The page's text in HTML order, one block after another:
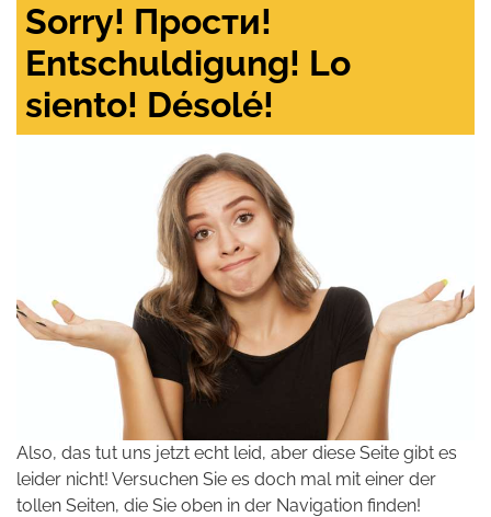
Sorry! Прости!
Entschuldigung! Lo
siento! Désolé!
Also, das tut uns jetzt echt leid, aber diese Seite gibt es
leider nicht! Versuchen Sie es doch mal mit einer der
tollen Seiten, die Sie oben in der Navigation finden!